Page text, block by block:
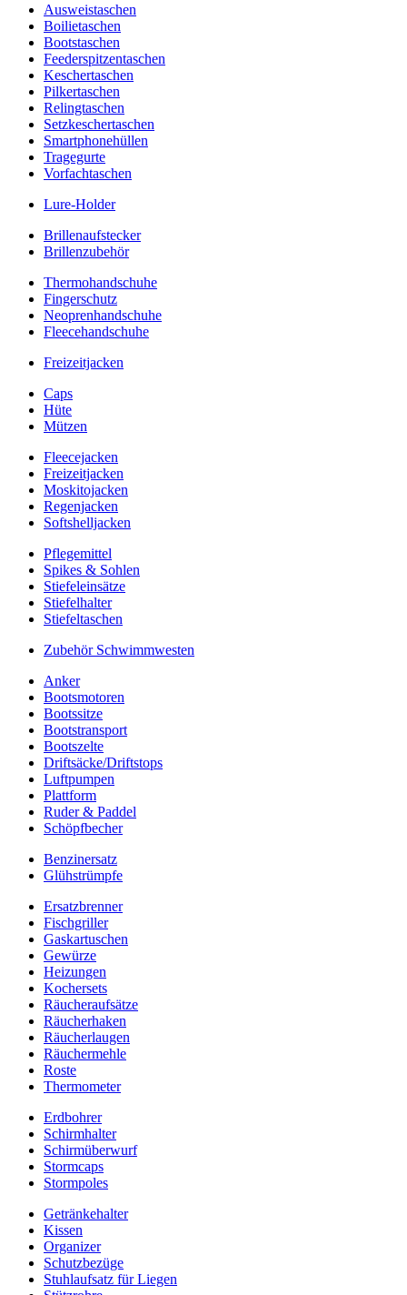
Ausweistaschen
Boilietaschen
Bootstaschen
Feederspitzentaschen
Keschertaschen
Pilkertaschen
Relingtaschen
Setzkeschertaschen
Smartphonehüllen
Tragegurte
Vorfachtaschen
Lure-Holder
Brillenaufstecker
Brillenzubehör
Thermohandschuhe
Fingerschutz
Neoprenhandschuhe
Fleecehandschuhe
Freizeitjacken
Caps
Hüte
Mützen
Fleecejacken
Freizeitjacken
Moskitojacken
Regenjacken
Softshelljacken
Pflegemittel
Spikes & Sohlen
Stiefeleinsätze
Stiefelhalter
Stiefeltaschen
Zubehör Schwimmwesten
Anker
Bootsmotoren
Bootssitze
Bootstransport
Bootszelte
Driftsäcke/Driftstops
Luftpumpen
Plattform
Ruder & Paddel
Schöpfbecher
Benzinersatz
Glühstrümpfe
Ersatzbrenner
Fischgriller
Gaskartuschen
Gewürze
Heizungen
Kochersets
Räucheraufsätze
Räucherhaken
Räucherlaugen
Räuchermehle
Roste
Thermometer
Erdbohrer
Schirmhalter
Schirmüberwurf
Stormcaps
Stormpoles
Getränkehalter
Kissen
Organizer
Schutzbezüge
Stuhlaufsatz für Liegen